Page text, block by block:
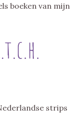
boeken van mijn
strips